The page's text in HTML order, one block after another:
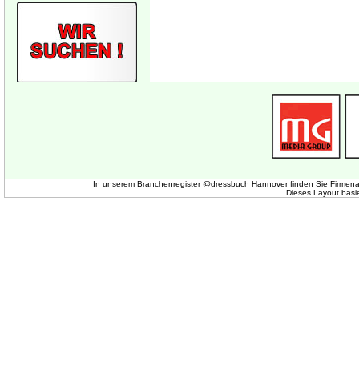
In unserem Branchenregister @dressbuch Hannover finden Sie
Dieses Layout